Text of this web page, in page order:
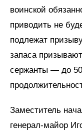
воинской
приводить не
подлежат
запаса
сержанты — до
Заместитель
генерал-майор